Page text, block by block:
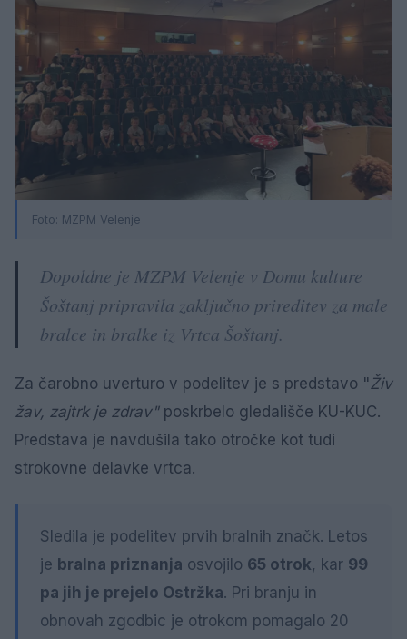
Foto: MZPM Velenje
Dopoldne je MZPM Velenje v Domu kulture
Šoštanj pripravila zaključno prireditev za male
bralce in bralke iz Vrtca Šoštanj.
Za čarobno uverturo v podelitev je s predstavo "Živ
žav, zajtrk je zdrav"poskrbelo gledališče KU-KUC.
Predstava je navdušila tako otročke kot tudi
strokovne delavke vrtca.
Sledila je podelitev prvih bralnih značk. Letos
je bralna priznanja osvojilo 65 otrok, kar 99
pa jih je prejelo Ostržka. Pri branju in
obnovah zgodbic je otrokom pomagalo 20